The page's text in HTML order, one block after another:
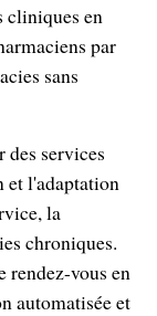
cliniques en
par
sans
services
et l'adaptation
la
chroniques.
vous en
automatisée et